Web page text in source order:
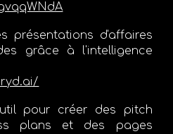
présentations d'affaires
grâce à l'intelligence
pour créer des pitch
plans et des pages